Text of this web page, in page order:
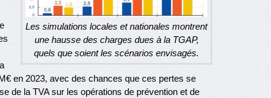
Les simulations locales et nationales montrent
une hausse des charges dues à la TGAP,
quels que soient les scénarios envisagés.
en 2023, avec des chances que ces pertes se
de la TVA sur les opérations de prévention et de